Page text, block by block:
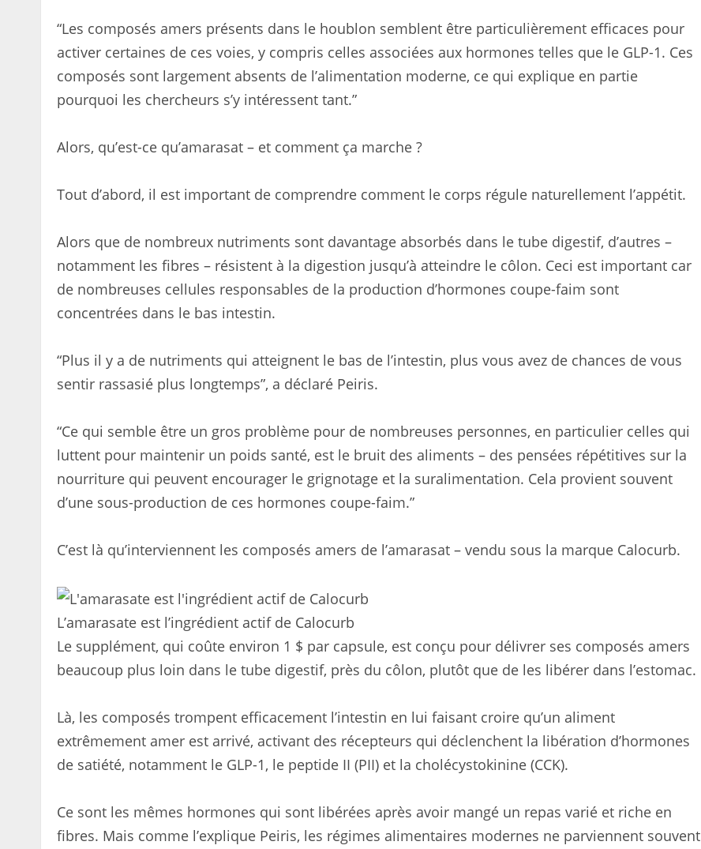
“Les composés amers présents dans le houblon semblent être particulièrement efficaces pour
activer certaines de ces voies, y compris celles associées aux hormones telles que le GLP-1. Ces
composés sont largement absents de l’alimentation moderne, ce qui explique en partie
pourquoi les chercheurs s’y intéressent tant.”
Alors, qu’est-ce qu’amarasat – et comment ça marche ?
Tout d’abord, il est important de comprendre comment le corps régule naturellement l’appétit.
Alors que de nombreux nutriments sont davantage absorbés dans le tube digestif, d’autres –
notamment les fibres – résistent à la digestion jusqu’à atteindre le côlon. Ceci est important car
de nombreuses cellules responsables de la production d’hormones coupe-faim sont
concentrées dans le bas intestin.
“Plus il y a de nutriments qui atteignent le bas de l’intestin, plus vous avez de chances de vous
sentir rassasié plus longtemps”, a déclaré Peiris.
“Ce qui semble être un gros problème pour de nombreuses personnes, en particulier celles qui
luttent pour maintenir un poids santé, est le bruit des aliments – des pensées répétitives sur la
nourriture qui peuvent encourager le grignotage et la suralimentation. Cela provient souvent
d’une sous-production de ces hormones coupe-faim.”
C’est là qu’interviennent les composés amers de l’amarasat – vendu sous la marque Calocurb.
L’amarasate est l’ingrédient actif de Calocurb
Le supplément, qui coûte environ 1 $ par capsule, est conçu pour délivrer ses composés amers
beaucoup plus loin dans le tube digestif, près du côlon, plutôt que de les libérer dans l’estomac.
Là, les composés trompent efficacement l’intestin en lui faisant croire qu’un aliment
extrêmement amer est arrivé, activant des récepteurs qui déclenchent la libération d’hormones
de satiété, notamment le GLP-1, le peptide II (PII) et la cholécystokinine (CCK).
Ce sont les mêmes hormones qui sont libérées après avoir mangé un repas varié et riche en
fibres. Mais comme l’explique Peiris, les régimes alimentaires modernes ne parviennent souvent